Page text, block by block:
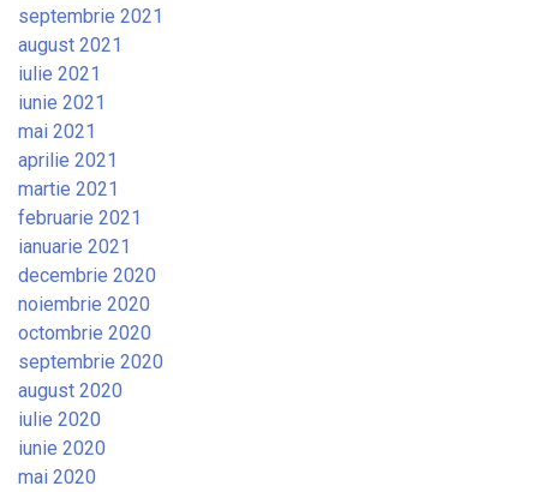
septembrie 2021
august 2021
iulie 2021
iunie 2021
mai 2021
aprilie 2021
martie 2021
februarie 2021
ianuarie 2021
decembrie 2020
noiembrie 2020
octombrie 2020
septembrie 2020
august 2020
iulie 2020
iunie 2020
mai 2020